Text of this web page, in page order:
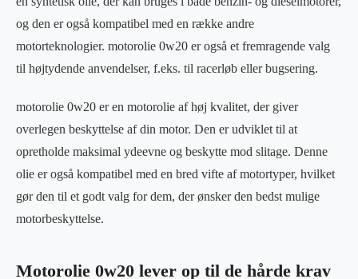
og den er også kompatibel med en række andre
motorteknologier. motorolie 0w20 er også et fremragende valg
til højtydende anvendelser, f.eks. til racerløb eller bugsering.
motorolie 0w20 er en motorolie af høj kvalitet, der giver
overlegen beskyttelse af din motor. Den er udviklet til at
opretholde maksimal ydeevne og beskytte mod slitage. Denne
olie er også kompatibel med en bred vifte af motortyper, hvilket
gør den til et godt valg for dem, der ønsker den bedst mulige
motorbeskyttelse.
Motorolie 0w20 lever op til de hårde krav